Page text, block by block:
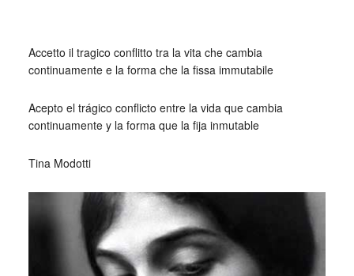
Accetto il tragico conflitto tra la vita che cambia
continuamente e la forma che la fissa immutabile
Acepto el trágico conflicto entre la vida que cambia
continuamente y la forma que la fija inmutable
Tina Modotti